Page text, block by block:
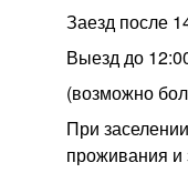
Заезд после
Выезд до
(возможно
При
проживания и